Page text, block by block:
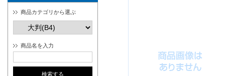
商品カテゴリから選ぶ
商品名を入力